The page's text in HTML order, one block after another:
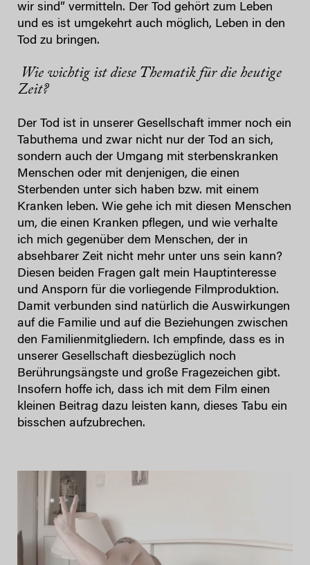
wir sind” vermitteln. Der Tod gehört zum Leben
und es ist umgekehrt auch möglich, Leben in den
Tod zu bringen.
Wie wichtig ist diese Thematik für die heutige
Zeit?
Der Tod ist in unserer Gesellschaft immer noch ein
Tabuthema und zwar nicht nur der Tod an sich,
sondern auch der Umgang mit sterbenskranken
Menschen oder mit denjenigen, die einen
Sterbenden unter sich haben bzw. mit einem
Kranken leben. Wie gehe ich mit diesen Menschen
um, die einen Kranken pflegen, und wie verhalte
ich mich gegenüber dem Menschen, der in
absehbarer Zeit nicht mehr unter uns sein kann?
Diesen beiden Fragen galt mein Hauptinteresse
und Ansporn für die vorliegende Filmproduktion.
Damit verbunden sind natürlich die Auswirkungen
auf die Familie und auf die Beziehungen zwischen
den Familienmitgliedern. Ich empfinde, dass es in
unserer Gesellschaft diesbezüglich noch
Berührungsängste und große Fragezeichen gibt.
Insofern hoffe ich, dass ich mit dem Film einen
kleinen Beitrag dazu leisten kann, dieses Tabu ein
bisschen aufzubrechen.